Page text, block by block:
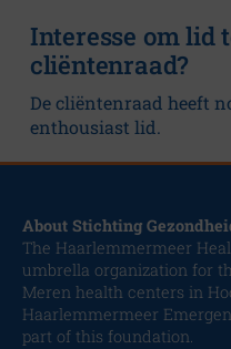
Interesse om lid
cliëntenraad?
De cliëntenraad heeft
enthousiast lid.
About Stichting
The Haarlemmermeer
umbrella organization for
Meren health centers in
Haarlemmermeer
part of this foundation.